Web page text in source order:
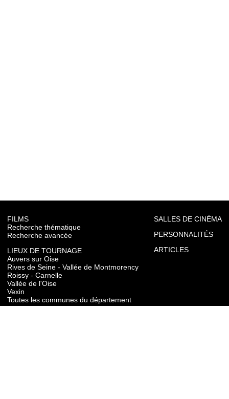
FILMS
Recherche thématique
Recherche avancée
LIEUX DE TOURNAGE
Auvers sur Oise
Rives de Seine - Vallée de Montmorency
Roissy - Carnelle
Vallée de l'Oise
Vexin
Toutes les communes du département
SALLES DE CINÉMA
PERSONNALITÉS
ARTICLES